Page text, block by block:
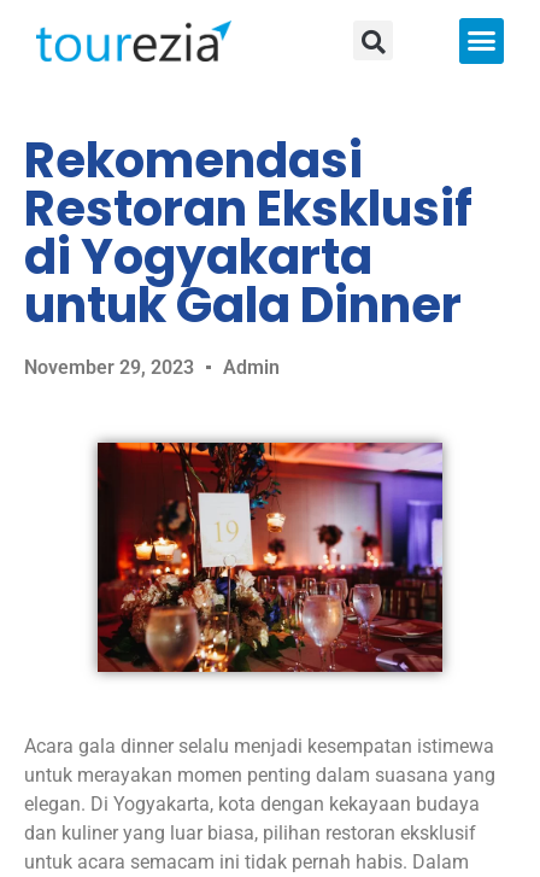
Rekomendasi
Restoran Eksklusif
di Yogyakarta
untuk Gala Dinner
November 29, 2023 Admin
Acara gala dinner selalu menjadi kesempatan istimewa
untuk merayakan momen penting dalam suasana yang
elegan. Di Yogyakarta, kota dengan kekayaan budaya
dan kuliner yang luar biasa, pilihan restoran eksklusif
untuk acara semacam ini tidak pernah habis. Dalam